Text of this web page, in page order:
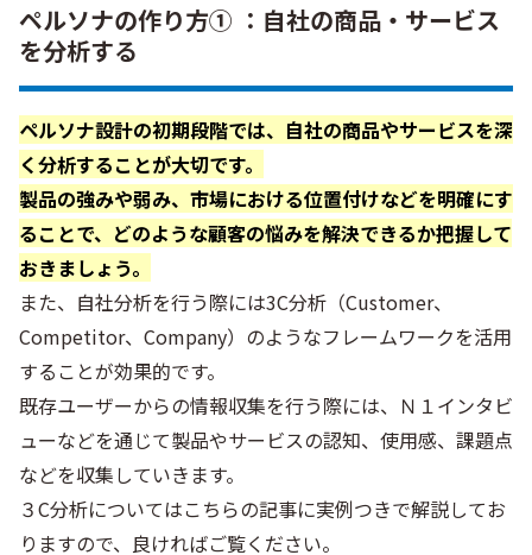
ペルソナの作り方① ：自社の商品・サービス
を分析する
ペルソナ設計の初期段階では、自社の商品やサービスを深
く分析することが大切です。
製品の強みや弱み、市場における位置付けなどを明確にす
ることで、どのような顧客の悩みを解決できるか把握して
おきましょう。
また、自社分析を行う際には3C分析（Customer、
Competitor、Company）のようなフレームワークを活用
することが効果的です。
既存ユーザーからの情報収集を行う際には、Ｎ１インタビ
ューなどを通じて製品やサービスの認知、使用感、課題点
などを収集していきます。
３C分析についてはこちらの記事に実例つきで解説してお
りますので、良ければご覧ください。